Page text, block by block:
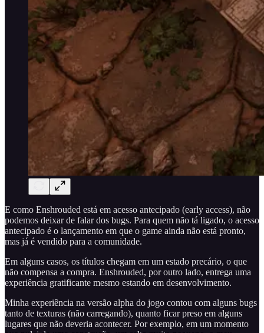
E como Enshrouded está em acesso antecipado (early access), não
podemos deixar de falar dos bugs. Para quem não tá ligado, o acesso
antecipado é o lançamento em que o game ainda não está pronto,
mas já é vendido para a comunidade.
Em alguns casos, os títulos chegam em um estado precário, o que
não compensa a compra. Enshrouded, por outro lado, entrega uma
experiência gratificante mesmo estando em desenvolvimento.
Minha experiência na versão alpha do jogo contou com alguns bugs
tanto de texturas (não carregando), quanto ficar preso em alguns
lugares que não deveria acontecer. Por exemplo, em um momento